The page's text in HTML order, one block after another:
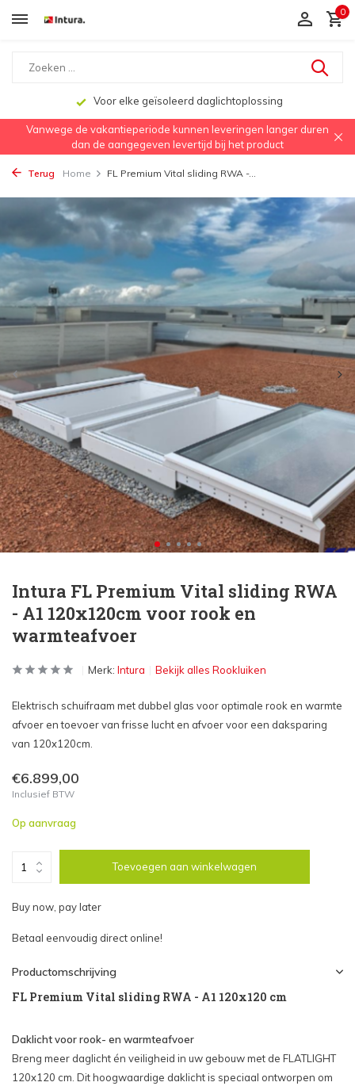
0
Voor elke geïsoleerd daglichtoplossing
Vanwege de vakantieperiode kunnen leveringen langer duren
dan de aangegeven levertijd bij het product
Terug Home FL Premium Vital sliding RWA -...
Intura FL Premium Vital sliding RWA
- A1 120x120cm voor rook en
warmteafvoer
Merk: Intura Bekijk alles Rookluiken
Elektrisch schuifraam met dubbel glas voor optimale rook en warmte
afvoer en toevoer van frisse lucht en afvoer voor een daksparing
van 120x120cm.
€6.899,00
Inclusief BTW
Op aanvraag
Toevoegen aan winkelwagen
Buy now, pay later
Betaal eenvoudig direct online!
Productomschrijving
FL Premium Vital sliding RWA - A1 120x120 cm
Daklicht voor rook- en warmteafvoer
Breng meer daglicht én veiligheid in uw gebouw met de FLATLIGHT
120x120 cm. Dit hoogwaardige daklicht is speciaal ontworpen om